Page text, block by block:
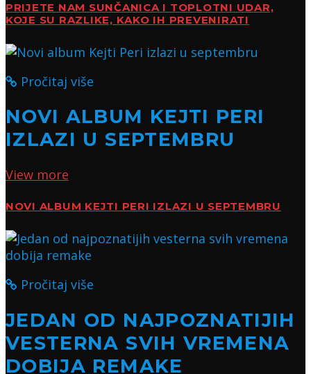
PRIJETE NAM SUNČANICA I TOPLOTNI UDAR,
KOJE SU RAZLIKE, KAKO IH PREVENIRATI
Pročitaj više
NOVI ALBUM KEJTI PERI
IZLAZI U SEPTEMBRU
View more
NOVI ALBUM KEJTI PERI IZLAZI U SEPTEMBRU
Pročitaj više
JEDAN OD NAJPOZNATIJIH
VESTERNA SVIH VREMENA
DOBIJA REMAKE